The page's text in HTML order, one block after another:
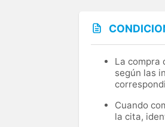
La compra
según las
Cuando
la cita,